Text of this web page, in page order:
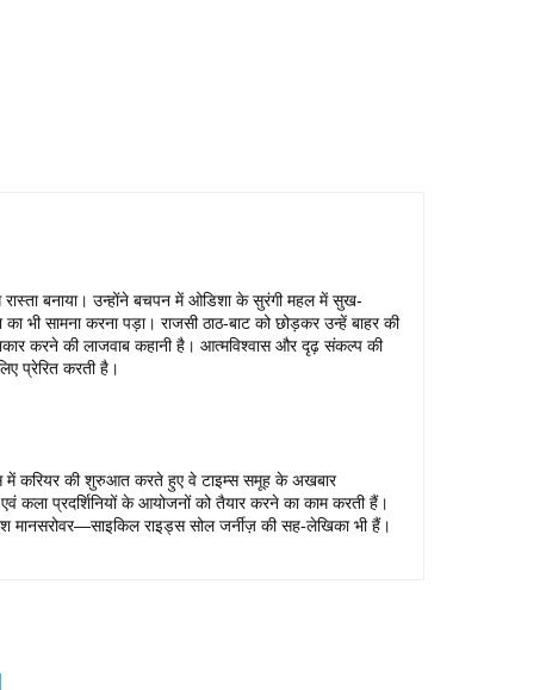
बनाया। उन्होंने बचपन में ओडिशा के सुरंगी महल में सुख-
भी सामना करना पड़ा। राजसी ठाठ-बाट को छोड़कर उन्हें बाहर की
करने की लाजवाब कहानी है। आत्मविश्वास और दृढ़ संकल्प की
प्रेरित करती है।
में करियर की शुरुआत करते हुए वे टाइम्स समूह के अखबार
कला प्रदर्शिनियों के आयोजनों को तैयार करने का काम करती हैं।
राइड्स सोल जर्नीज़ की सह-लेखिका भी हैं।